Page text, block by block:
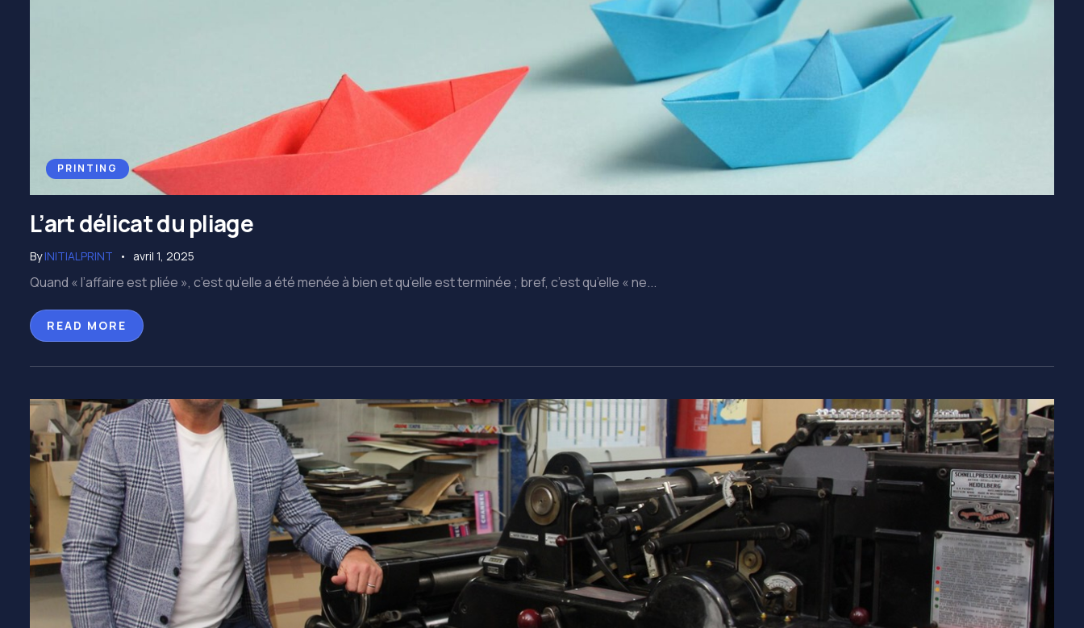
PRINTING
L’art délicat du pliage
ByINITIALPRINT avril 1, 2025
Quand « l’affaire est pliée », c’est qu’elle a été menée à bien et qu’elle est terminée ; bref, c’est qu’elle « ne...
READ MORE